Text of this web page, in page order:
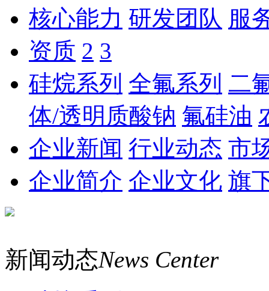
核心能力 研发团队 服
资质 2 3
硅烷系列 全氟系列 二
体/透明质酸钠 氟硅油
企业新闻 行业动态 市
企业简介 企业文化 旗
新闻动态News Center